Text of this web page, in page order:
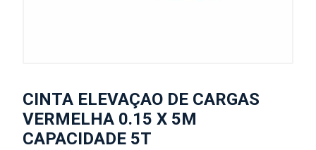
CINTA ELEVAÇAO DE CARGAS
VERMELHA 0.15 X 5M
CAPACIDADE 5T